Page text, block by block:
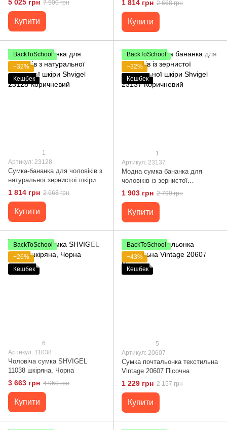
5 025 грн 7 500 грн
Купити
1 814 грн 2 668 грн
Купити
BackToSchool
−32%
Кешбек
1
Артикул: 23128
Сумка-бананка для чоловіків з
натуральної зернистої шкіри
Shvigel 23128 Коричневий
1 814 грн 2 668 грн
Купити
BackToSchool
−32%
Кешбек
1
Артикул: 23137
Модна сумка бананка для
чоловіків із зернистої
натуральної шкіри Shvigel
23137 Коричневий
1 903 грн 2 799 грн
Купити
BackToSchool
−26%
Кешбек
6
Артикул: 11038
Чоловіча сумка SHVIGEL
11038 шкіряна, Чорна
3 663 грн 4 950 грн
Купити
BackToSchool
−43%
Кешбек
5
Артикул: 20607
Сумка почтальонка текстильна
Vintage 20607 Пісочна
1 229 грн 2 157 грн
Купити